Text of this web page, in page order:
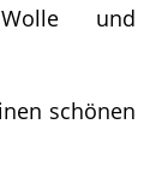
und
schönen